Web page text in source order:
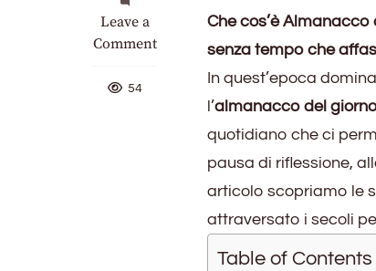
Leave a
Comment
on
Cos’è
del
54
Che cos’è
senza tempo che
In quest’epoca
l’almanacco del giorno
quotidiano che ci
pausa di riflessione,
articolo scopriamo le
attraversato i secoli
Table of Contents